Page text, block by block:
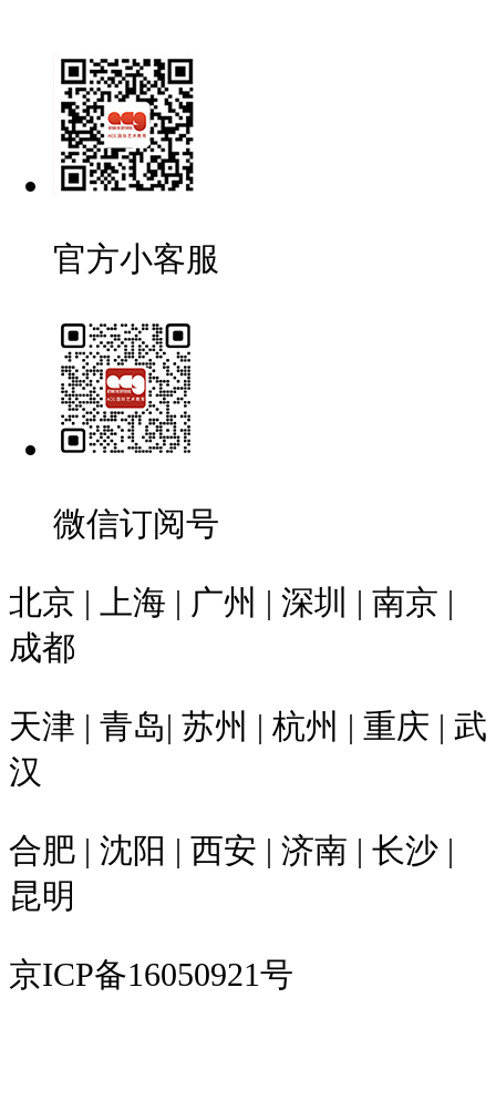
官方小客服
微信订阅号
北京 | 上海 | 广州 | 深圳 | 南京 |
成都
天津 | 青岛| 苏州 | 杭州 | 重庆 | 武
汉
合肥 | 沈阳 | 西安 | 济南 | 长沙 |
昆明
京ICP备16050921号